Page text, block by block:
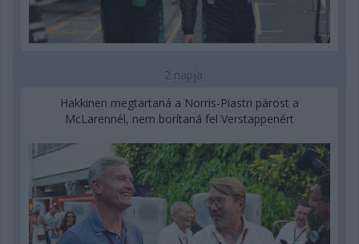
2 napja
Hakkinen megtartaná a Norris-Piastri párost a
McLarennél, nem borítaná fel Verstappenért